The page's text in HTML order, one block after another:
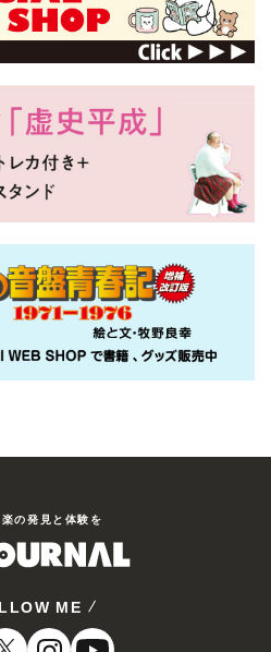
の発⾒と体験を
ME